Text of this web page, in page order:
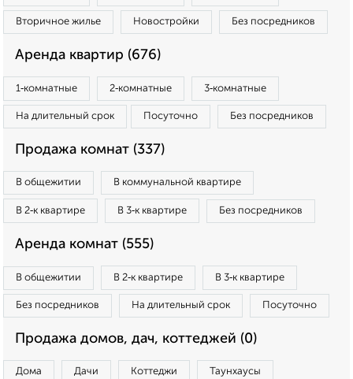
Вторичное жилье Новостройки Без посредников
Аренда квартир (676)
1‑комнатные 2‑комнатные 3‑комнатные
На длительный срок Посуточно Без посредников
Продажа комнат (337)
В общежитии В коммунальной квартире
В 2‑к квартире В 3‑к квартире Без посредников
Аренда комнат (555)
В общежитии В 2‑к квартире В 3‑к квартире
Без посредников На длительный срок Посуточно
Продажа домов, дач, коттеджей (0)
Дома Дачи Коттеджи Таунхаусы